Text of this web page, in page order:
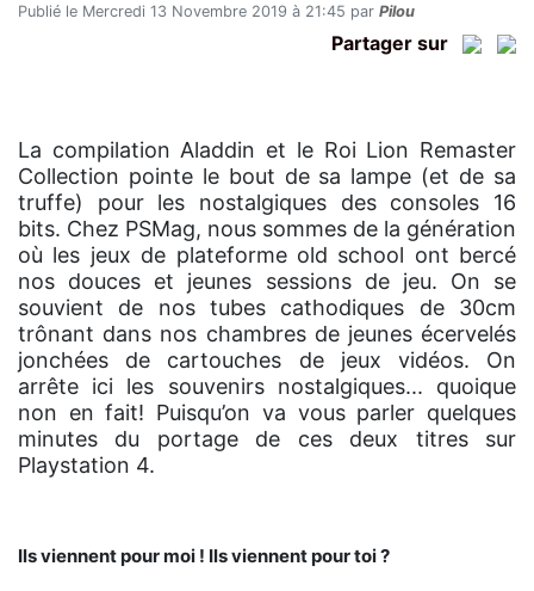
Publié le Mercredi 13 Novembre 2019 à 21:45 par Pilou
Partager sur
La compilation Aladdin et le Roi Lion Remaster
Collection pointe le bout de sa lampe (et de sa
truffe) pour les nostalgiques des consoles 16
bits. Chez PSMag, nous sommes de la génération
où les jeux de plateforme old school ont bercé
nos douces et jeunes sessions de jeu. On se
souvient de nos tubes cathodiques de 30cm
trônant dans nos chambres de jeunes écervelés
jonchées de cartouches de jeux vidéos. On
arrête ici les souvenirs nostalgiques... quoique
non en fait! Puisqu’on va vous parler quelques
minutes du portage de ces deux titres sur
Playstation 4.
Ils viennent pour moi ! Ils viennent pour toi ?